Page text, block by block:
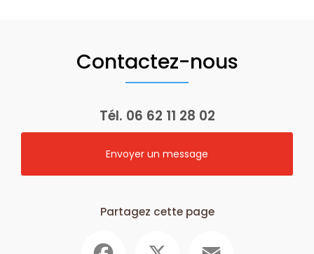
Contactez-nous
Tél. 06 62 11 28 02
Envoyer un message
Partagez cette page